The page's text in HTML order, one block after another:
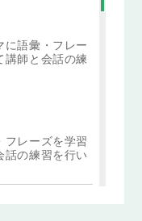
に語彙・フレー
講師と会話の練
フレーズを学習
話の練習を行い